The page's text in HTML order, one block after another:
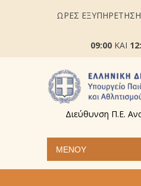
ΩΡΕΣ
09:00 ΚΑΙ
Διεύθυνση Π.Ε.
ΜΕΝΟΎ